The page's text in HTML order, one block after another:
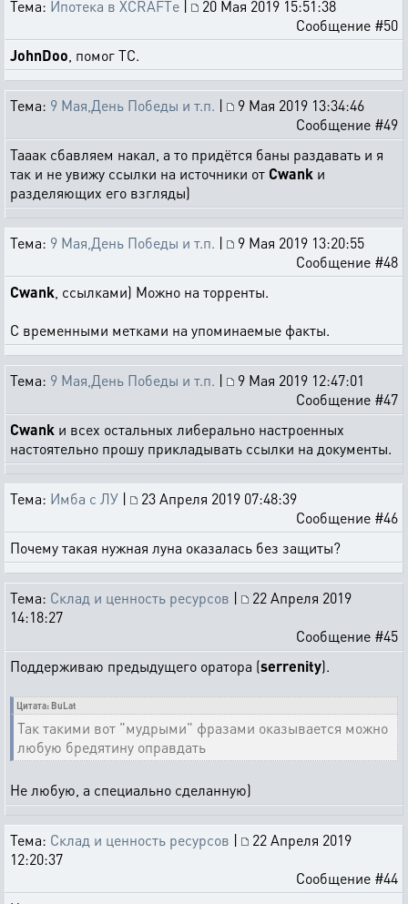
Тема: Ипотека в XCRAFTе
20 Мая 2019 15:51:38
Сообщение #50
JohnDoo , помог ТС.
Тема: 9 Мая,День Победы и т.п. |
9 Мая 2019 13:34:46
Сообщение #49
Тааак сбавляем накал, а то придётся баны раздавать и я
так и не увижу ссылки на источники от Cwank и
разделяющих его взгляды)
Тема: 9 Мая,День Победы и т.п. |
9 Мая 2019 13:20:55
Сообщение #48
Cwank , ссылками) Можно на торренты.
С временными метками на упоминаемые факты.
Тема: 9 Мая,День Победы и т.п. |
9 Мая 2019 12:47:01
Сообщение #47
Cwank и всех остальных либерально настроенных
настоятельно прошу прикладывать ссылки на документы.
Тема: Имба с ЛУ |
23 Апреля 2019 07:48:39
Сообщение #46
Почему такая нужная луна оказалась без защиты?
Тема: Склад и ценность ресурсов |
22 Апреля 2019
14:18:27
Сообщение #45
Поддерживаю предыдущего оратора (serrenity).
Цитата: BuLat
Так такими вот "мудрыми" фразами оказывается можно
любую бредятину оправдать
Не любую, а специально сделанную)
Тема: Склад и ценность ресурсов |
22 Апреля 2019
12:20:37
Сообщение #44